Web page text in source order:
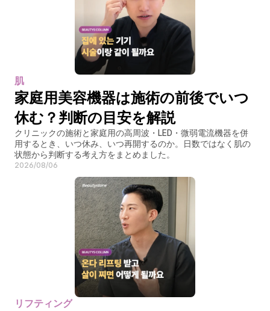
肌
家庭用美容機器は施術の前後でいつ
休む？判断の目安を解説
クリニックの施術と家庭用の高周波・LED・微弱電流機器を併
用するとき、いつ休み、いつ再開するのか。日数ではなく肌の
状態から判断する考え方をまとめました。
2026/08/06
リフティング